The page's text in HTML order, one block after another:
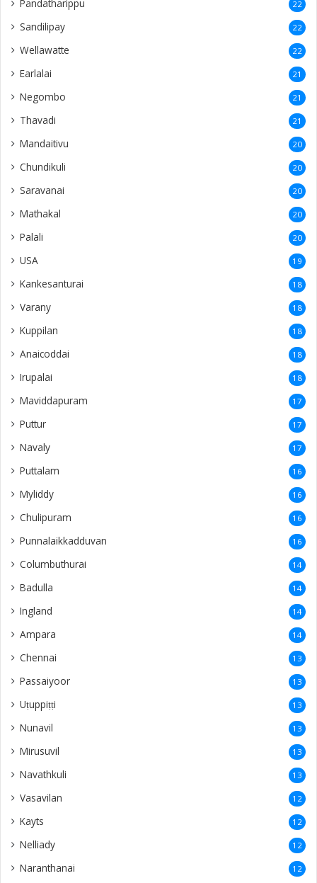
Pandatharippu 22
Sandilipay 22
Wellawatte 22
Earlalai 21
Negombo 21
Thavadi 21
Mandaitivu 20
Chundikuli 20
Saravanai 20
Mathakal 20
Palali 20
USA 19
Kankesanturai 18
Varany 18
Kuppilan 18
Anaicoddai 18
Irupalai 18
Maviddapuram 17
Puttur 17
Navaly 17
Puttalam 16
Myliddy 16
Chulipuram 16
Punnalaikkadduvan 16
Columbuthurai 14
Badulla 14
Ingland 14
Ampara 14
Chennai 13
Passaiyoor 13
Uṭuppiṭṭi 13
Nunavil 13
Mirusuvil 13
Navathkuli 13
Vasavilan 12
Kayts 12
Nelliady 12
Naranthanai 12